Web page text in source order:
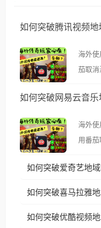
如何突破腾讯视频地
海外使
茄取消海外地区
示语。 海外用户如香港、澳门、台湾、美国、加拿
像其
仅能在中国大
使用番
台湾、
权限制
如何突破网易云音乐
海外使
用番茄取消
播放”的提示语。 海
国、
制问题，
如何突破爱奇艺地
如何突破喜马拉雅
如何突破优酷视频